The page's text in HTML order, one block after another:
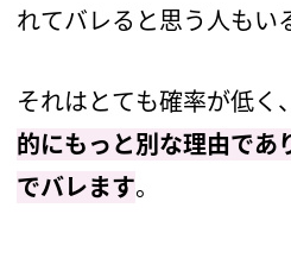
れてバレると思う人もい
それはとても確率が低く、
的にもっと別な理由であ
でバレます。